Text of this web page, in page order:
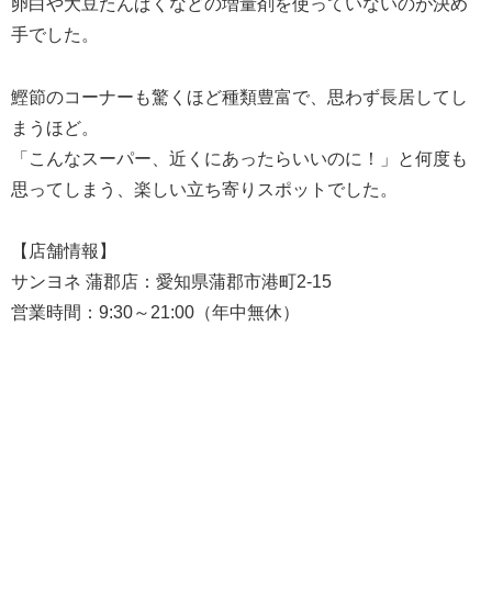
手でした。
鰹節のコーナーも驚くほど種類豊富で、思わず長居してし
まうほど。
「こんなスーパー、近くにあったらいいのに！」と何度も
思ってしまう、楽しい立ち寄りスポットでした。
【店舗情報】
サンヨネ 蒲郡店：愛知県蒲郡市港町2-15
営業時間：9:30～21:00（年中無休）